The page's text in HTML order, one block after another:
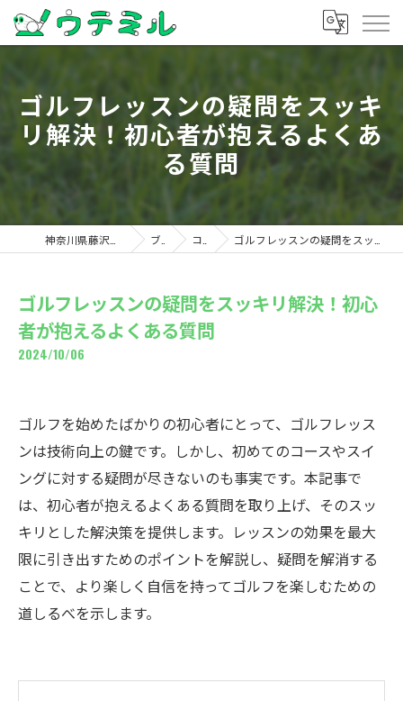
ゴルフレッスンの疑問をスッキ
リ解決！初心者が抱えるよくあ
る質問
ブログ コラム ゴルフレッスンの疑問をスッキリ解決！初心者が抱えるよくある質問
ゴルフレッスンの疑問をスッキリ解決！初心
者が抱えるよくある質問
2024/10/06
ゴルフを始めたばかりの初心者にとって、ゴルフレッス
ンは技術向上の鍵です。しかし、初めてのコースやスイ
ングに対する疑問が尽きないのも事実です。本記事で
は、初心者が抱えるよくある質問を取り上げ、そのスッ
キリとした解決策を提供します。レッスンの効果を最大
限に引き出すためのポイントを解説し、疑問を解消する
ことで、より楽しく自信を持ってゴルフを楽しむための
道しるべを示します。